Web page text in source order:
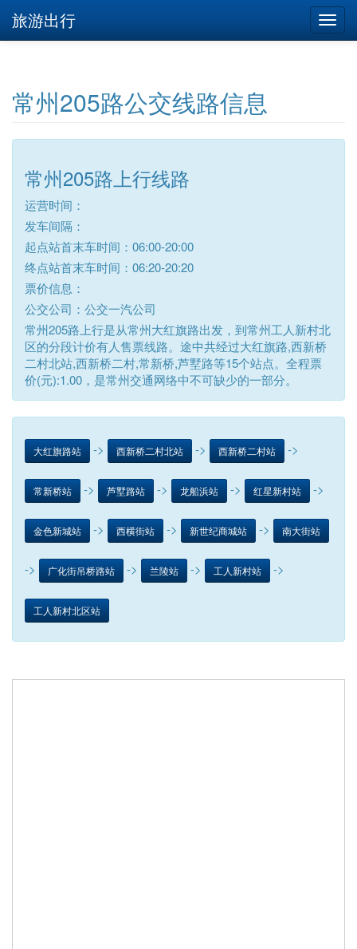
旅游出行
常州205路公交线路信息
常州205路上行线路
运营时间：
发车间隔：
起点站首末车时间：06:00-20:00
终点站首末车时间：06:20-20:20
票价信息：
公交公司：公交一汽公司
常州205路上行是从常州大红旗路出发，到常州工人新村北
区的分段计价有人售票线路。途中共经过大红旗路,西新桥
二村北站,西新桥二村,常新桥,芦墅路等15个站点。全程票
价(元):1.00，是常州交通网络中不可缺少的一部分。
大红旗路站 -> 西新桥二村北站 -> 西新桥二村站 ->
常新桥站 -> 芦墅路站 -> 龙船浜站 -> 红星新村站 ->
金色新城站 -> 西横街站 -> 新世纪商城站 -> 南大街站
-> 广化街吊桥路站 -> 兰陵站 -> 工人新村站 ->
工人新村北区站